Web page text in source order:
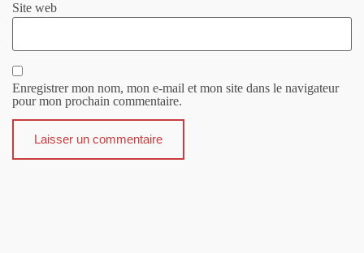
Site web
Enregistrer mon nom, mon e-mail et mon site dans le navigateur
pour mon prochain commentaire.